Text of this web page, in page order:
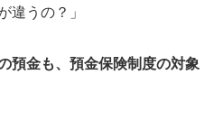
違うの？」
預金も、預金保険制度の対象